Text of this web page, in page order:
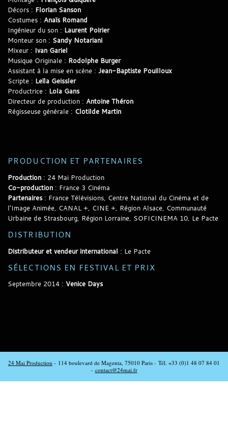
Décors : Florian Sanson
Costumes : Anaïs Romand
Ingénieur du son : Laurent Poirier
Monteur son : Sandy Notariani
Mixeur : Ivan Gariel
Musique Originale : Rodolphe Burger
Assistant à la mise en scène : Jean-Baptiste Pouilloux
Scripte : Leïla Geissler
Productrice : Lola Gans
Directeur de production : Antoine Théron
Régisseuse générale : Clotilde Martin
PRODUCTION ET PARTENAIRES
Production : 24 Mai Production
Co-production : France 3 Cinéma
Partenaires: France Télévisions, Centre National du Cinéma et de
l’Image Animée, CANAL +, CINE +, Région Alsace, Communauté
Urbaine de Strasbourg, Région Lorraine, SOFICINEMA 10, Le Pacte
DISTRIBUTION
Distributeur et vendeur international : Le Pacte
SÉLECTIONS EN FESTIVAL ET PRIX
Septembre 2014 : Venice Days
24 Mai Production - 114 boulevard de Magenta, 75010 Paris - Tél. +33 (0)1 48 07 84 01
- contact@24mai.fr
Hélène